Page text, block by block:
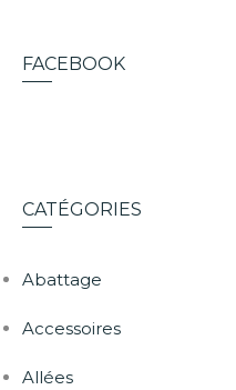
FACEBOOK
CATÉGORIES
Abattage
Accessoires
Allées